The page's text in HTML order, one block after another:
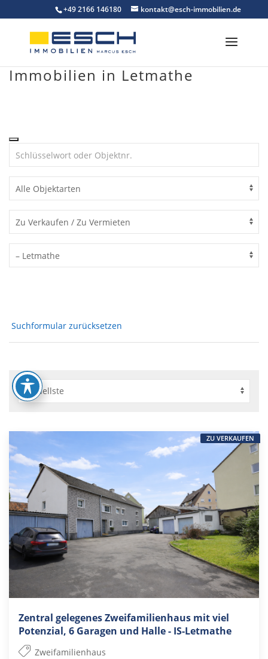
to
content
+49 2166 146180 kontakt@esch-immobilien.de
Immobilien in Letmathe
Suchformular zurücksetzen
Zentral gelegenes Zweifamilienhaus mit viel
Potenzial, 6 Garagen und Halle - IS-Letmathe
Zweifamilienhaus
ZU VERKAUFEN